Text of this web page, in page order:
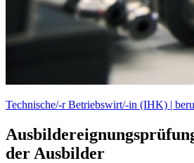
Technische/-r Betriebswirt/-in (IHK) |
der Ausbilder